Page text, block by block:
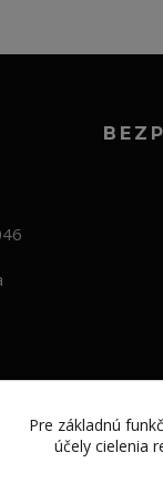
Pre základnú
účely cielenia